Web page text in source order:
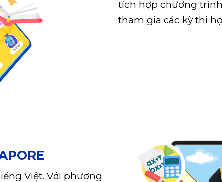
tích hợp chương
tham gia các kỳ thi
Việt. Với phương